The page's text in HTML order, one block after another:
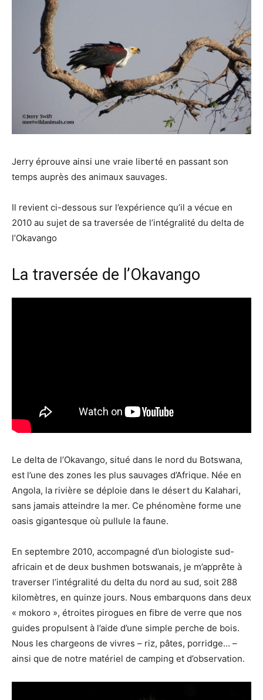
Jerry éprouve ainsi une vraie liberté en passant son
temps auprès des animaux sauvages.
Il revient ci-dessous sur l’expérience qu’il a vécue en
2010 au sujet de sa traversée de l’intégralité du delta de
l’Okavango
La traversée de l’Okavango
Le delta de l’Okavango, situé dans le nord du Botswana,
est l’une des zones les plus sauvages d’Afrique. Née en
Angola, la rivière se déploie dans le désert du Kalahari,
sans jamais atteindre la mer. Ce phénomène forme une
oasis gigantesque où pullule la faune.
En septembre 2010, accompagné d’un biologiste sud-
africain et de deux bushmen botswanais, je m’apprête à
traverser l’intégralité du delta du nord au sud, soit 288
kilomètres, en quinze jours. Nous embarquons dans deux
« mokoro », étroites pirogues en fibre de verre que nos
guides propulsent à l’aide d’une simple perche de bois.
Nous les chargeons de vivres – riz, pâtes, porridge… –
ainsi que de notre matériel de camping et d’observation.